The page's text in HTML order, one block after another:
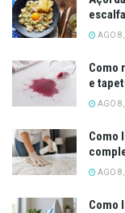
AGO
Como
e
AGO
Como
AGO
Como